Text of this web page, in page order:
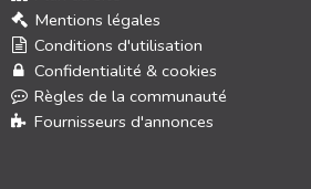
Mentions légales
Conditions d'utilisation
Confidentialité & cookies
Règles de la communauté
Fournisseurs d'annonces